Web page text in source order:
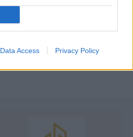
Data Access Privacy Policy
Δείτε εδώ όλα τα νέα